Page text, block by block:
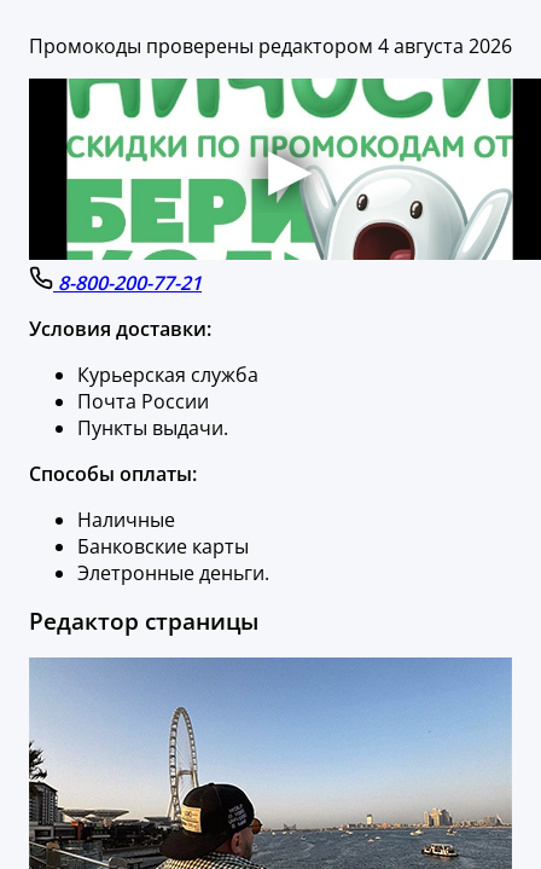
Промокоды проверены редактором 4 августа 2026
8-800-200-77-21
Условия доставки:
Курьерская служба
Почта России
Пункты выдачи.
Способы оплаты:
Наличные
Банковские карты
Элетронные деньги.
Редактор страницы